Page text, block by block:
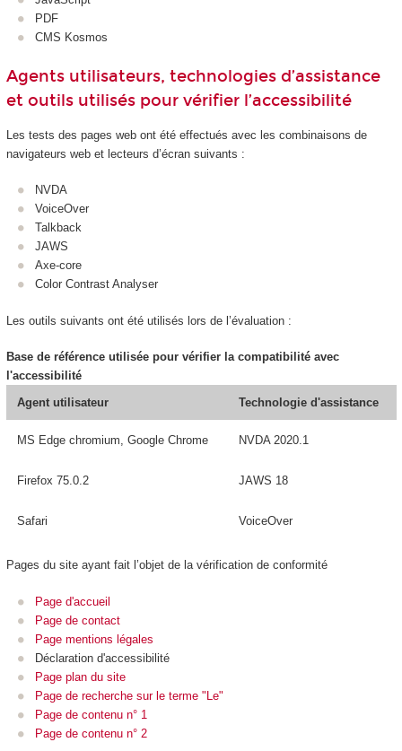
PDF
CMS Kosmos
Agents utilisateurs, technologies d’assistance
et outils utilisés pour vérifier l’accessibilité
Les tests des pages web ont été effectués avec les combinaisons de
navigateurs web et lecteurs d’écran suivants :
NVDA
VoiceOver
Talkback
JAWS
Axe-core
Color Contrast Analyser
Les outils suivants ont été utilisés lors de l’évaluation :
Base de référence utilisée pour vérifier la compatibilité avec
l'accessibilité
Agent utilisateur
Technologie d'assistance
MS Edge chromium, Google Chrome NVDA 2020.1
Firefox 75.0.2 JAWS 18
Safari VoiceOver
Pages du site ayant fait l’objet de la vérification de conformité
Page d'accueil
Page de contact
Page mentions légales
Déclaration d'accessibilité
Page plan du site
Page de recherche sur le terme "Le"
Page de contenu n° 1
Page de contenu n° 2